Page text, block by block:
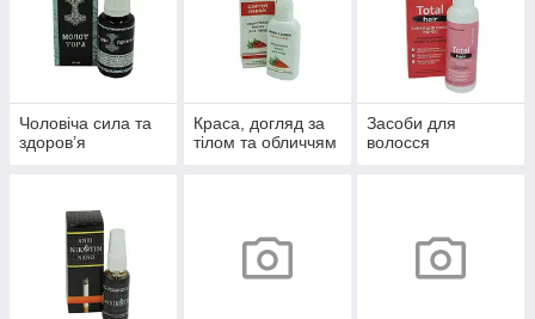
Чоловіча сила та
здоров’я
Краса, догляд за
тілом та обличчям
Засоби для
волосся